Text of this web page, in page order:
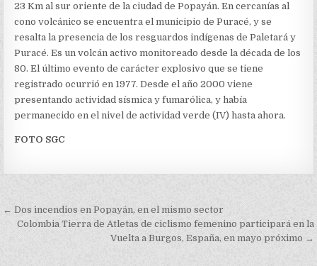
23 Km al sur oriente de la ciudad de Popayán. En cercanías al
cono volcánico se encuentra el municipio de Puracé, y se
resalta la presencia de los resguardos indígenas de Paletará y
Puracé. Es un volcán activo monitoreado desde la década de los
80. El último evento de carácter explosivo que se tiene
registrado ocurrió en 1977. Desde el año 2000 viene
presentando actividad sísmica y fumarólica, y había
permanecido en el nivel de actividad verde (IV) hasta ahora.
FOTO SGC
Navegación
de
← Dos incendios en Popayán, en el mismo sector
Colombia Tierra de Atletas de ciclismo femenino participará en la
Vuelta a Burgos, España, en mayo próximo →